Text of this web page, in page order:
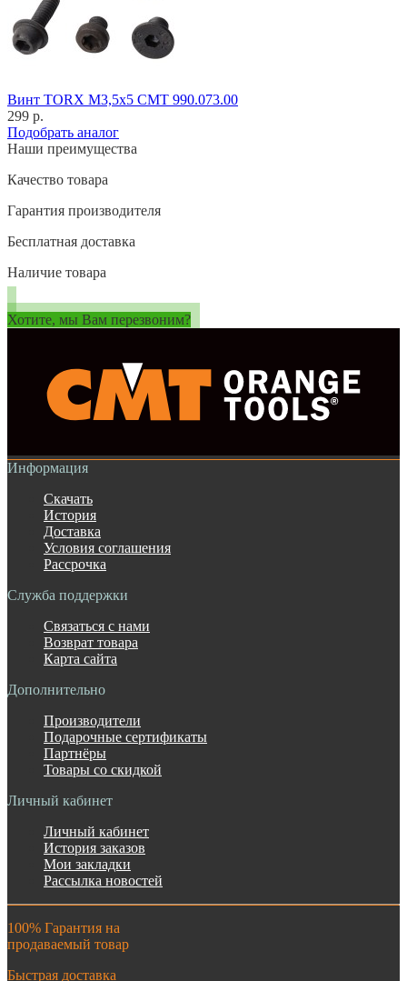
Винт TORX M3,5x5 CMT 990.073.00
299 р.
Подобрать аналог
Наши преимущества
Качество товара
Гарантия производителя
Бесплатная доставка
Наличие товара
Хотите, мы Вам перезвоним?
Информация
Скачать
История
Доставка
Условия соглашения
Рассрочка
Служба поддержки
Связаться с нами
Возврат товара
Карта сайта
Дополнительно
Производители
Подарочные сертификаты
Партнёры
Товары со скидкой
Личный кабинет
Личный кабинет
История заказов
Мои закладки
Рассылка новостей
100% Гарантия на
продаваемый товар
Быстрая доставка